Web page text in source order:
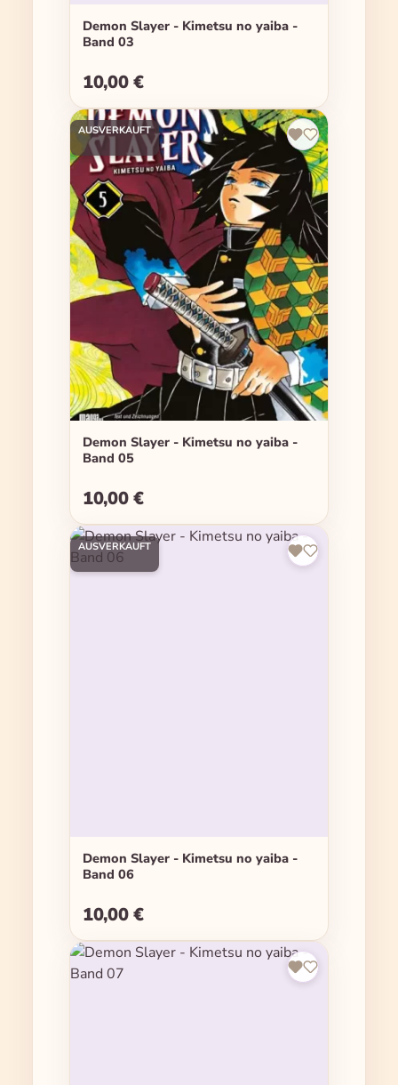
Demon Slayer - Kimetsu no yaiba -
Band 03
Regulärer Preis:
10,00 €
AUSVERKAUFT
Demon Slayer - Kimetsu no yaiba -
Band 05
Regulärer Preis:
10,00 €
AUSVERKAUFT
Demon Slayer - Kimetsu no yaiba -
Band 06
Regulärer Preis:
10,00 €